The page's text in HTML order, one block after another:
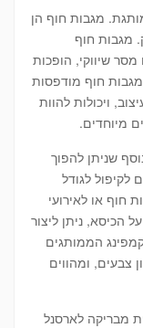
מגבות חוף הן
מגבות חוף
שיווקי, הופכות
חוף מודפסות
ויכולות להוות
מיוחדים.
שניתן להפוך
לקיפול לגודל
חוף או לאירועי
הכיסא, ניתן ליצור
הממותגים
צבעים, ומהווים
מבריקה לארסנל